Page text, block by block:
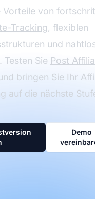
Vorteile von
Tracking, flexiblen
und
Testen Sie Post
bringen Sie Ihr
auf die nächste
Demo